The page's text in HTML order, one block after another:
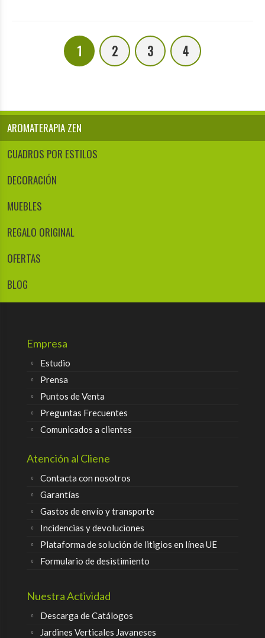
1 2 3 4
AROMATERAPIA ZEN
CUADROS POR ESTILOS
DECORACIÓN
MUEBLES
REGALO ORIGINAL
OFERTAS
BLOG
Empresa
Estudio
Prensa
Puntos de Venta
Preguntas Frecuentes
Comunicados a clientes
Atención al Cliene
Contacta con nosotros
Garantías
Gastos de envío y transporte
Incidencias y devoluciones
Plataforma de solución de litigios en línea UE
Formulario de desistimiento
Nuestra Actividad
Descarga de Catálogos
Jardines Verticales Javaneses